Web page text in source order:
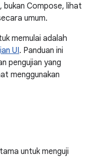
bukan Compose, lihat
umum.
memulai adalah
UI. Panduan ini
pengujian yang
menggunakan
untuk menguji